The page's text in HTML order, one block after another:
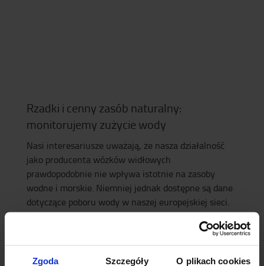
Zgoda Szczegóły O plikach cookies
Rzadki i cenny zasób naturalny:
monitorujemy zużycie wody
Nasi interesariusze uważają, że nasza działalność
jako producenta wózków widłowych
prawdopodobnie nie wpływa istotnie na zasoby
wodne i morskie. Niemniej jednak dostępne są dane
dotyczące poboru wody w naszej europejskiej sieci.
Nasze fabryki to głównie zakłady montażowe z
ograniczonym poborem wody. Jeżeli występują
łańcuchu wartości, prawdopodobnie można je